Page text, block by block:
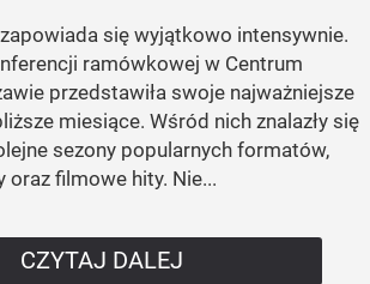
się wyjątkowo intensywnie.
ramówkowej w Centrum
przedstawiła swoje najważniejsze
miesiące. Wśród nich znalazły się
sezony popularnych formatów,
filmowe hity. Nie...
CZYTAJ DALEJ